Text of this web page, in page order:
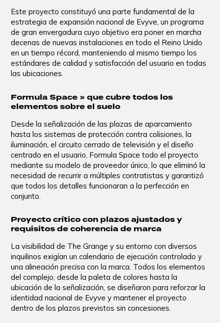
Este proyecto constituyó una parte fundamental de la
estrategia de expansión nacional de Evyve, un programa
de gran envergadura cuyo objetivo era poner en marcha
decenas de nuevas instalaciones en todo el Reino Unido
en un tiempo récord, manteniendo al mismo tiempo los
estándares de calidad y satisfacción del usuario en todas
las ubicaciones.
Formula Space » que cubre todos los
elementos sobre el suelo
Desde la señalización de las plazas de aparcamiento
hasta los sistemas de protección contra colisiones, la
iluminación, el circuito cerrado de televisión y el diseño
centrado en el usuario, Formula Space todo el proyecto
mediante su modelo de proveedor único, lo que eliminó la
necesidad de recurrir a múltiples contratistas y garantizó
que todos los detalles funcionaran a la perfección en
conjunto.
Proyecto crítico con plazos ajustados y
requisitos de coherencia de marca
La visibilidad de The Grange y su entorno con diversos
inquilinos exigían un calendario de ejecución controlado y
una alineación precisa con la marca. Todos los elementos
del complejo, desde la paleta de colores hasta la
ubicación de la señalización, se diseñaron para reforzar la
identidad nacional de Evyve y mantener el proyecto
dentro de los plazos previstos sin concesiones.